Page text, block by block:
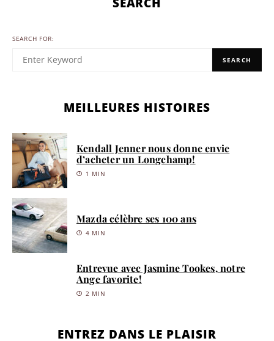
SEARCH FOR:
SEARCH
MEILLEURES HISTOIRES
Kendall Jenner nous donne envie
d’acheter un Longchamp!
1 MIN
Mazda célèbre ses 100 ans
4 MIN
Entrevue avec Jasmine Tookes, notre
Ange favorite!
2 MIN
ENTREZ DANS LE PLAISIR